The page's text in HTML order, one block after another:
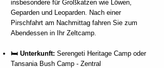
insbesondere für Großkatzen wie Löwen,
Geparden und Leoparden. Nach einer
Pirschfahrt am Nachmittag fahren Sie zum
Abendessen in Ihr Zeltcamp.
🛏️ Unterkunft: Serengeti Heritage Camp oder
Tansania Bush Camp - Zentral